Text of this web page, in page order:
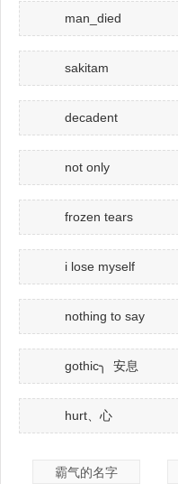
man_died
sakitam
decadent
not only
frozen tears
i lose myself
nothing to say
gothic╮ 安息
hurt、心
霸气的名字